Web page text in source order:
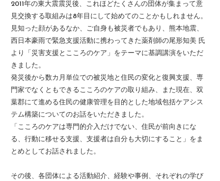
2011年の東大震震災後、これほどたくさんの団体が集まって意
見交換する取組みは8年目にして始めてのことかもしれません。
見知った顔があるなか、ご自身も被災者でもあり、熊本地震、
西日本豪雨で緊急支援活動に携わってきた薬剤師の尾形知美 氏
より「災害支援とこころのケア」をテーマに基調講演をいただ
きました。
発災後から数カ月単位での被災地と住民の変化と復興支援、専
門家でなくともできるこころのケアの取り組み、また現在、双
葉郡にて進める住民の健康管理を目的とした地域包括ケアシス
テム構築についてのお話をいただきました。
「こころのケアは専門的介入だけでない、住民が前向きにな
る、行動に移せる支援、支援者は自分も大切にすること」をま
とめとしてお話されました。
その後、各団体による活動紹介、経験や事例、それぞれの学び